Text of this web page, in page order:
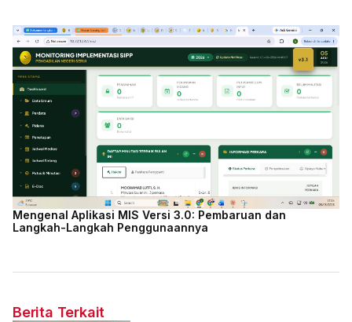
Mengenal Aplikasi MIS Versi 3.0: Pembaruan dan
Langkah-Langkah Penggunaannya
Berita Terkait